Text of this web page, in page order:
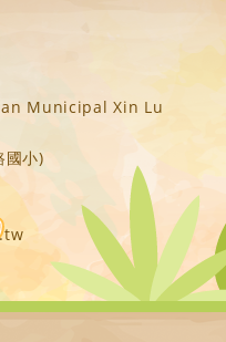
Municipal Xin Lu
國小)